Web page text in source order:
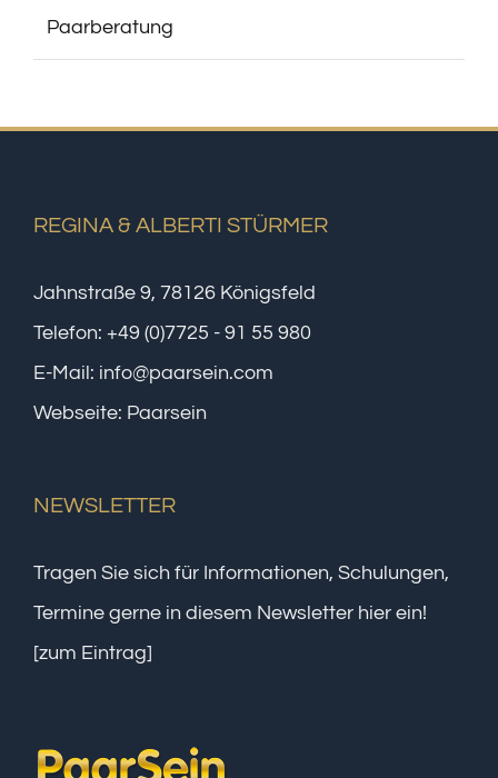
Paarberatung
REGINA & ALBERTI STÜRMER
Jahnstraße 9, 78126 Königsfeld
Telefon: +49 (0)7725 - 91 55 980
E-Mail: info@paarsein.com
Webseite: Paarsein
NEWSLETTER
Tragen Sie sich für Informationen, Schulungen,
Termine gerne in diesem Newsletter hier ein!
[zum Eintrag]